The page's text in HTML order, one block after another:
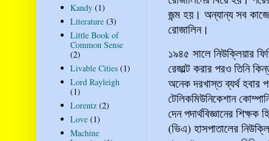
জন্ম হয়। অন্যান্য সব
রোজালিন।
১৯৪৫ সালে নিউক্লিয়ার
রেজাল্ট করার পরও তিনি
অনেক দরখাস্ত ব্যর্থ হবার
টেলিকমিউনিকেশান
দেন পদার্থবিজ্ঞানের
(ভিএ) হাসপাতালের
Kandy (1)
Literature (3)
Little Book of
Common Sense
(2)
Livable Cities (1)
Lord Rayleigh
(1)
Lorentz (2)
Love (1)
Machine